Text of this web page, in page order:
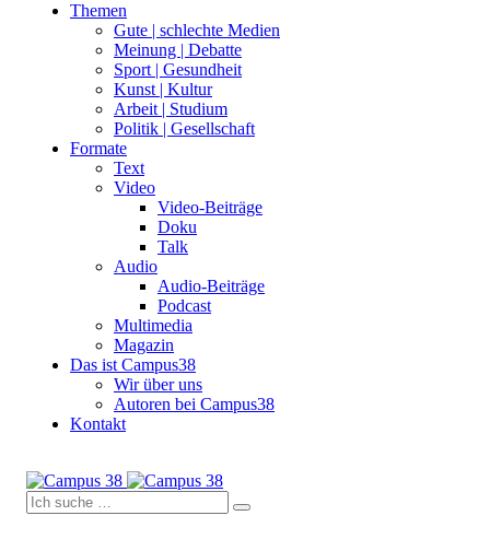
Themen
Gute | schlechte Medien
Meinung | Debatte
Sport | Gesundheit
Kunst | Kultur
Arbeit | Studium
Politik | Gesellschaft
Formate
Text
Video
Video-Beiträge
Doku
Talk
Audio
Audio-Beiträge
Podcast
Multimedia
Magazin
Das ist Campus38
Wir über uns
Autoren bei Campus38
Kontakt